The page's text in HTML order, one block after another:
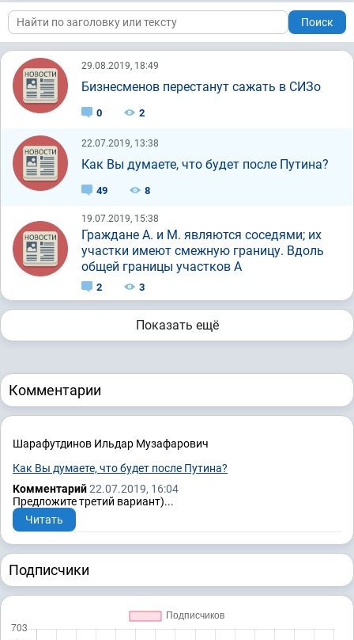
Поиск
29.08.2019, 18:49
Бизнесменов перестанут сажать в СИЗо
0 2
22.07.2019, 13:38
Как Вы думаете, что будет после Путина?
49 8
19.07.2019, 15:38
Граждане А. и М. являются соседями; их
участки имеют смежную границу. Вдоль
общей границы участков А
2 3
Показать ещё
Комментарии
Шарафутдинов Ильдар Музафарович
Как Вы думаете, что будет после Путина?
Комментарий22.07.2019, 16:04
Предложите третий вариант)...
Читать
Подписчики